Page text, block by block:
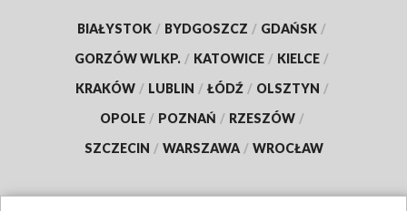
BIAŁYSTOK / BYDGOSZCZ / GDAŃSK /
GORZÓW WLKP. / KATOWICE / KIELCE /
KRAKÓW / LUBLIN / ŁÓDŹ / OLSZTYN /
OPOLE / POZNAŃ / RZESZÓW /
SZCZECIN / WARSZAWA / WROCŁAW